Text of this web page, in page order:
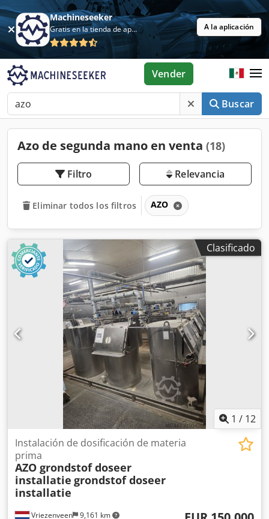
Machineseeker
Gratis en la tienda de aplicaciones A la aplicación
Buscar
Vender
Azo de segunda mano en venta (18)
Filtro Relevancia
Eliminar todos los filtros AZO
Clasificado
1 / 12
Vriezenveen 9,161 km
Instalación de dosificación de materia
prima
AZO grondstof doseer
installatie grondstof doseer
installatie